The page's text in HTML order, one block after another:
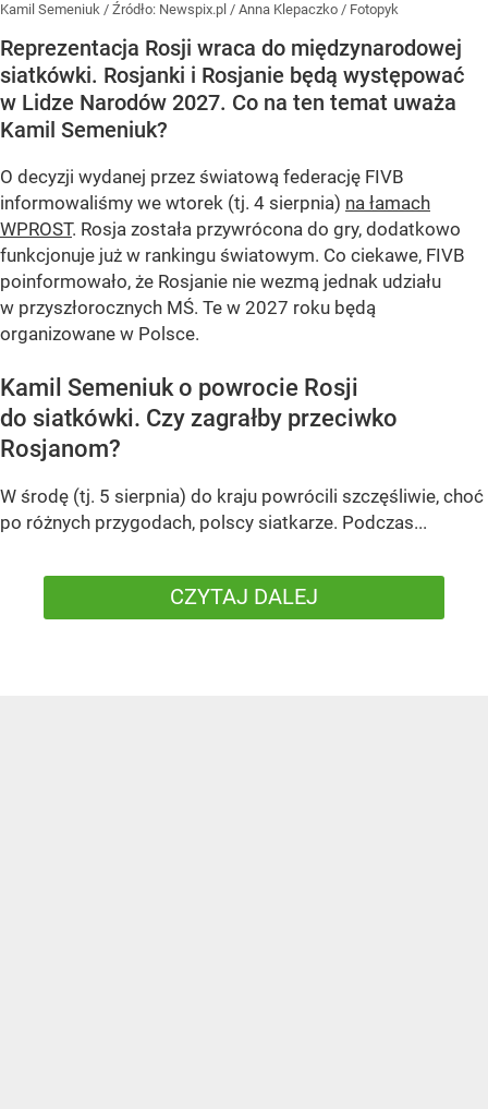
Kamil Semeniuk / Źródło: Newspix.pl / Anna Klepaczko / Fotopyk
Reprezentacja Rosji wraca do międzynarodowej
siatkówki. Rosjanki i Rosjanie będą występować
w Lidze Narodów 2027. Co na ten temat uważa
Kamil Semeniuk?
O decyzji wydanej przez światową federację FIVB
informowaliśmy we wtorek (tj. 4 sierpnia) na łamach
WPROST. Rosja została przywrócona do gry, dodatkowo
funkcjonuje już w rankingu światowym. Co ciekawe, FIVB
poinformowało, że Rosjanie nie wezmą jednak udziału
w przyszłorocznych MŚ. Te w 2027 roku będą
organizowane w Polsce.
Kamil Semeniuk o powrocie Rosji
do siatkówki. Czy zagrałby przeciwko
Rosjanom?
W środę (tj. 5 sierpnia) do kraju powrócili szczęśliwie, choć
po różnych przygodach, polscy siatkarze. Podczas...
CZYTAJ DALEJ